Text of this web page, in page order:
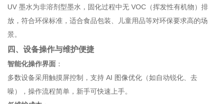
UV 墨水为非溶剂型墨水，固化过程中无 VOC（挥发性有机物）排
放，符合环保标准，适合食品包装、儿童用品等对环保要求高的场
景。
四、设备操作与维护便捷
智能化操作界面 ：
多数设备采用触摸屏控制，支持 AI 图像优化（如自动锐化、去
噪），操作流程简单，新手可快速上手。